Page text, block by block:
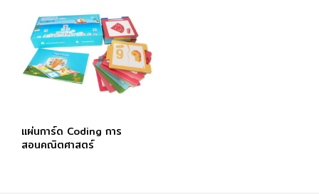
แผ่นการ์ด Coding การ
สอนคณิตศาสตร์